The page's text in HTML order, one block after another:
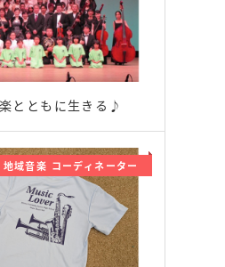
とともに生きる♪
地域音楽 コーディネーター